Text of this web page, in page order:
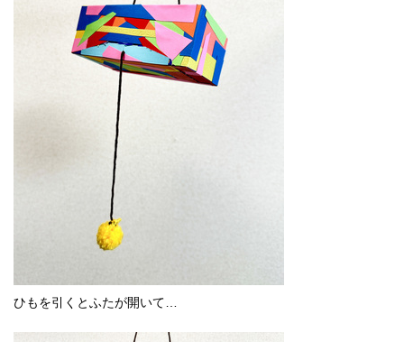
ひもを引くとふたが開いて…